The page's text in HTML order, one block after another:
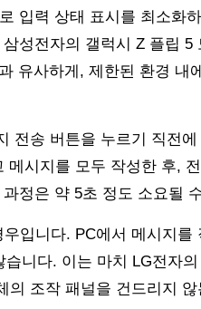
입력 상태 표시를 최소화
성전자의 갤럭시 Z 플립 5
유사하게, 제한된 환경 내
전송 버튼을 누르기 직전
시지를 모두 작성한 후,
정은 약 5초 정도 소요될
입니다. PC에서 메시지를
니다. 이는 마치 LG전자
조작 패널을 건드리지